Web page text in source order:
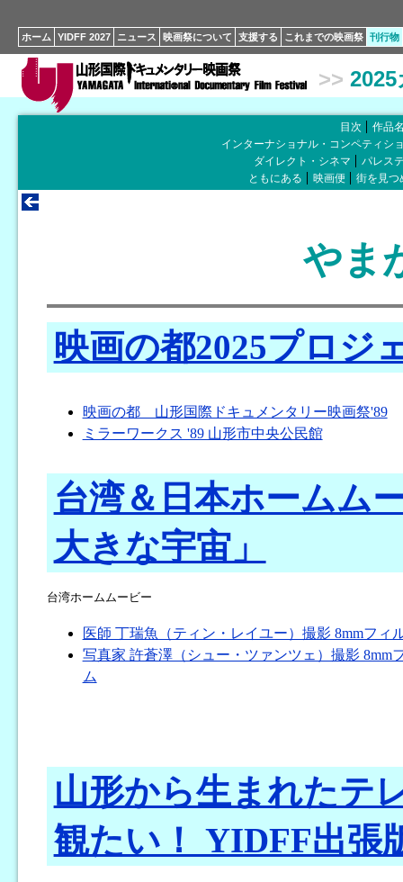
ホーム YIDFF 2027 ニュース 映画祭について 支援する これまでの映画祭 刊行物
>>
目次
作品
インターナショナル・コンペティシ
ダイレクト・シネマ
パレス
ともにある
映画便 街を見つ
やま
映画の都2025プロジ
映画の都 山形国際ドキュメンタリー映画祭'89
ミラーワークス '89 山形市中央公民館
台湾＆日本ホームム
大きな宇宙」
台湾ホームムービー
医師 丁瑞魚（ティン・レイユー）撮影 8mmフィ
写真家 許蒼澤（シュー・ツァンツェ）撮影 8mm
ム
山形から生まれたテ
観たい！ YIDFF出張